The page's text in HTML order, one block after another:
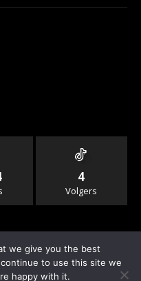
4
Volgers
we give you the best
to use this site we
happy with it.